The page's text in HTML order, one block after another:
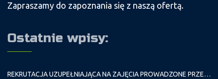
Zapraszamy do zapoznania się z naszą ofertą.
Ostatnie wpisy:
REKRUTACJA UZUPEŁNIAJĄCA NA ZAJĘCIA PROWADZONE PRZEZ PAŁAC MŁODZIEŻY W ROKU SZKOLNYM 2026/2027